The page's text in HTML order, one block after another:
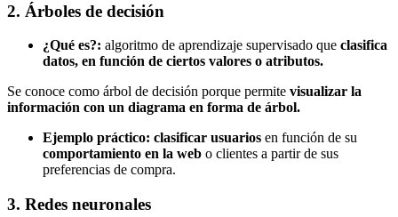
2. Árboles de decisión
¿Qué es?: algoritmo de aprendizaje supervisado que clasifica
datos, en función de ciertos valores o atributos.
Se conoce como árbol de decisión porque permite visualizar la
información con un diagrama en forma de árbol.
Ejemplo práctico: clasificar usuarios en función de su
comportamiento en la web o clientes a partir de sus
preferencias de compra.
3. Redes neuronales